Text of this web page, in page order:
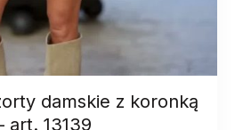
damskie z koronką
art. 13139